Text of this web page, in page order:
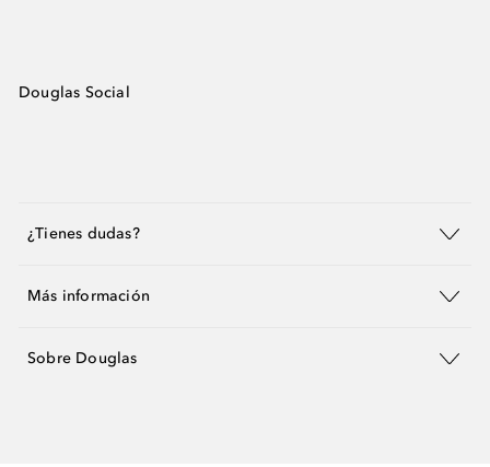
Douglas Social
¿Tienes dudas?
Más información
Sobre Douglas